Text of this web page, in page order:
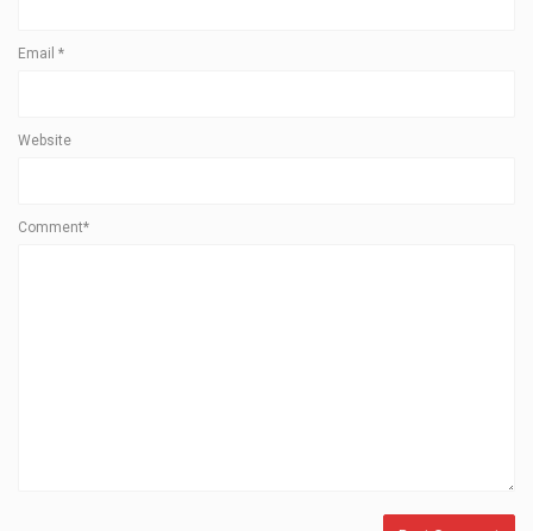
Email *
Website
Comment*